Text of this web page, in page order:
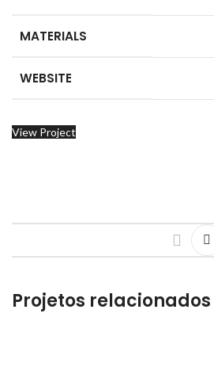
MATERIALS
WEBSITE
View Project
Projetos relacionados